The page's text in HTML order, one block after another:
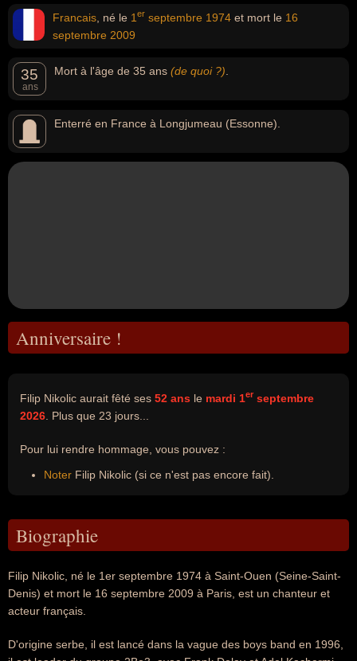
Francais , né le 1 er septembre 1974 et mort le 16
septembre 2009
35
ans
Mort à l'âge de 35 ans (de quoi ?)
Enterré en France à Longjumeau (Essonne).
Anniversaire !
Filip Nikolic aurait fêté ses 52 ans le mardi 1er septembre
2026 . Plus que 23 jours...
Pour lui rendre hommage, vous pouvez :
Noter Filip Nikolic (si ce n'est pas encore fait).
Biographie
Filip Nikolic, né le 1er septembre 1974 à Saint-Ouen (Seine-Saint-
Denis) et mort le 16 septembre 2009 à Paris, est un chanteur et
acteur français.
D'origine serbe, il est lancé dans la vague des boys band en 1996,